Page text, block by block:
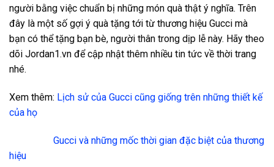
người bằng việc chuẩn bị những món quà thật ý nghĩa. Trên
đây là một số gợi ý quà tặng tới từ thương hiệu Gucci mà
bạn có thể tặng bạn bè, người thân trong dịp lễ này. Hãy theo
dõi Jordan1.vn để cập nhật thêm nhiều tin tức về thời trang
nhé.
Xem thêm: Lịch sử của Gucci cũng giống trên những thiết kế
của họ
Gucci và những mốc thời gian đặc biệt của thương
hiệu